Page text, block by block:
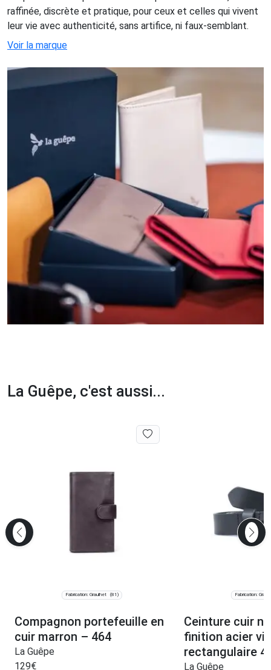
raffinée, discrète et pratique, pour ceux et celles qui vivent
leur vie avec authenticité, sans artifice, ni faux-semblant.
Voir la marque
La Guêpe, c'est aussi...
Fabrication: Graulhet (81)
Compagnon portefeuille en
cuir marron – 464
La Guêpe
129€
Fabrication:
Ceinture cuir
finition acier
rectangulaire
La Guêpe